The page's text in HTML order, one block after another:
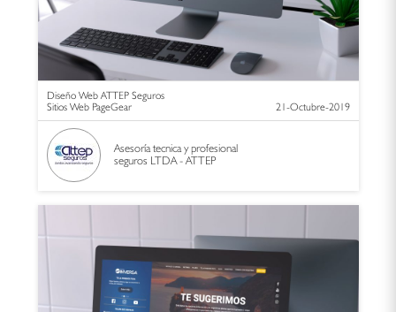
Diseño Web ATTEP Seguros
Sitios Web PageGear
21-Octubre-2019
Asesoría tecnica y profesional
seguros LTDA - ATTEP